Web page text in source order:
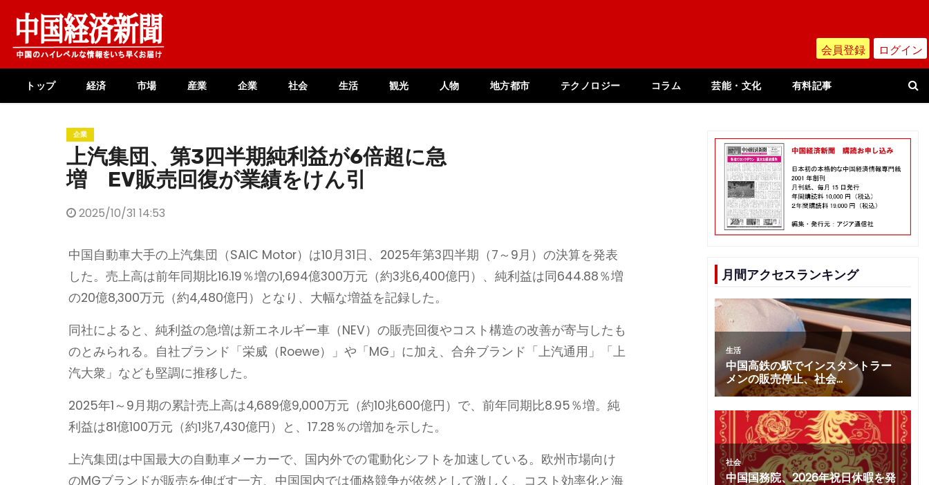
content
会員登録 ログイン
トップ 経済 市場 産業 企業 社会 生活 観光 人物 地方都市 テクノロジー コラム 芸能・文化 有料記事
企業
上汽集団、第3四半期純利益が6倍超に急
増 EV販売回復が業績をけん引
2025/10/31 14:53
中国自動車大手の上汽集団（SAIC Motor）は10月31日、2025年第3四半期（7～9月）の決算を発表
した。売上高は前年同期比16.19％増の1,694億300万元（約3兆6,400億円）、純利益は同644.88％増
の20億8,300万元（約4,480億円）となり、大幅な増益を記録した。
同社によると、純利益の急増は新エネルギー車（NEV）の販売回復やコスト構造の改善が寄与したも
のとみられる。自社ブランド「栄威（Roewe）」や「MG」に加え、合弁ブランド「上汽通用」「上
汽大衆」なども堅調に推移した。
2025年1～9月期の累計売上高は4,689億9,000万元（約10兆600億円）で、前年同期比8.95％増。純
利益は81億100万元（約1兆7,430億円）と、17.28％の増加を示した。
上汽集団は中国最大の自動車メーカーで、国内外での電動化シフトを加速している。欧州市場向け
のMGブランドが販売を伸ばす一方、中国国内では価格競争が依然として激しく、コスト効率化と海
月間アクセスランキング